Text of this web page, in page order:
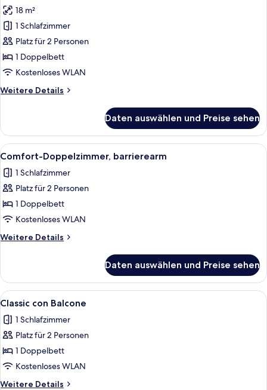
für
Classic-
Doppelzimmer
anzeigen
18 m²
1 Schlafzimmer
Platz für 2 Personen
1 Doppelbett
Kostenloses WLAN
Weitere Details
Weitere
Doppelzimmer
Daten auswählen und Preise sehen
Alle
Fotos
für
Comfort-
Doppelzimmer,
barrierearm
anzeigen
Ein Hotelzimmer mit einem großen
5
Comfort-Doppelzimmer, barrierearm
1 Schlafzimmer
Platz für 2 Personen
1 Doppelbett
Kostenloses WLAN
Weitere Details
Weitere
Doppelzimmer,
barrierearm
Daten auswählen und Preise sehen
Alle
Fotos
für
Classic
con
Balcone
anzeigen
Ein Hotelzimmer mit einem Bett,
5
Classic con Balcone
1 Schlafzimmer
Platz für 2 Personen
1 Doppelbett
Kostenloses WLAN
Weitere Details
Weitere